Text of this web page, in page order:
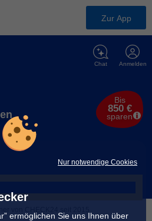
Nur notwendige Cookies
ermöglichen Sie uns Ihnen über
Zur App
Anmelden
Chat
Bis
850 €
sparen